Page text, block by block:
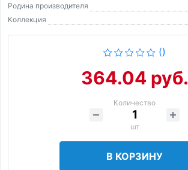
Родина производителя
Коллекция
()
364.04 руб.
Количество
шт
В КОРЗИНУ